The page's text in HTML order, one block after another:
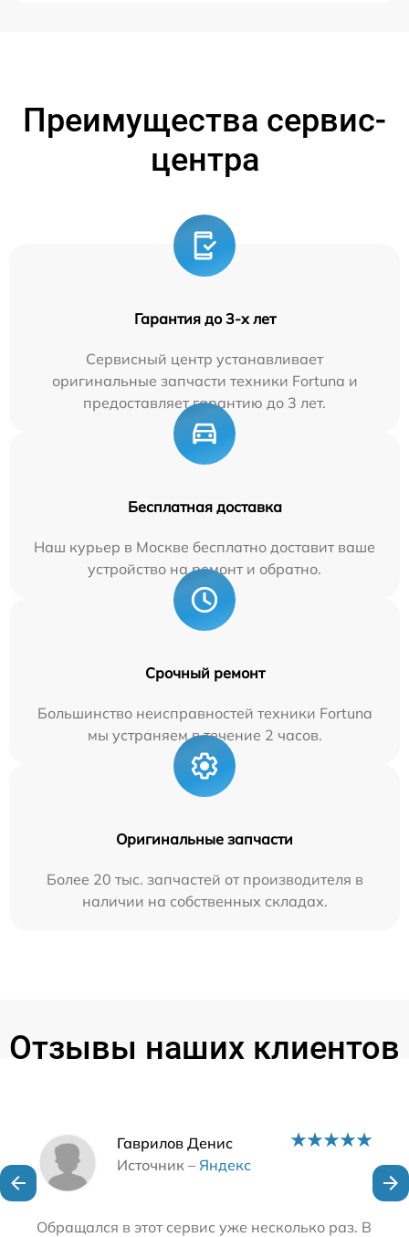
Преимущества сервис-
центра
Гарантия до 3-х лет
Сервисный центр устанавливает
оригинальные запчасти техники Fortuna и
предоставляет гарантию до 3 лет.
Бесплатная доставка
Наш курьер в Москве бесплатно доставит ваше
устройство на ремонт и обратно.
Срочный ремонт
Большинство неисправностей техники Fortuna
мы устраняем в течение 2 часов.
Оригинальные запчасти
Более 20 тыс. запчастей от производителя в
наличии на собственных складах.
Отзывы наших клиентов
Гаврилов Денис
Источник – Яндекс
Обращался в этот сервис уже несколько раз.
Наши мастера